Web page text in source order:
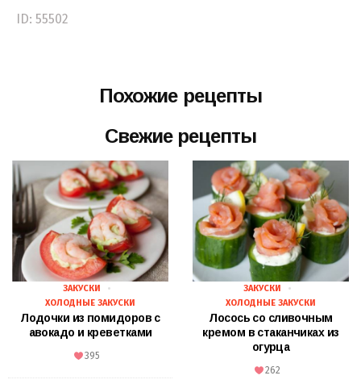
ID: 55502
Похожие рецепты
Свежие рецепты
ЗАКУСКИ
ХОЛОДНЫЕ ЗАКУСКИ
Лодочки из помидоров с
авокадо и креветками
395
ЗАКУСКИ
ХОЛОДНЫЕ ЗАКУСКИ
Лосось со сливочным
кремом в стаканчиках из
огурца
262